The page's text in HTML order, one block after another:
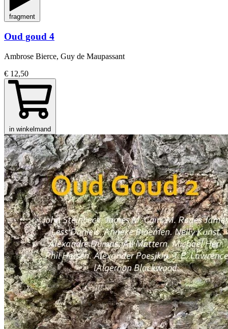
fragment
Oud goud 4
Ambrose Bierce, Guy de Maupassant
€ 12,50
in winkelmand